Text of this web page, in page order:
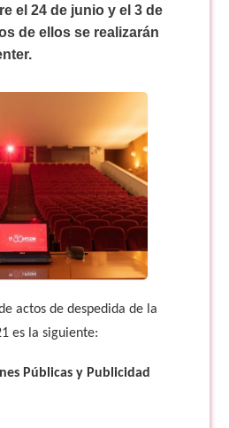
el 24 de junio y el 3 de
de ellos se realizarán
actos de despedida de la
es la siguiente:
Públicas y Publicidad